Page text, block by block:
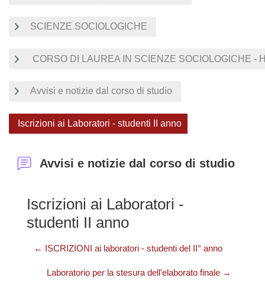
SCIENZE SOCIOLOGICHE
CORSO DI LAUREA IN SCIENZE SOCIOLOGICHE -
Avvisi e notizie dal corso di studio
Iscrizioni ai Laboratori - studenti II anno
Avvisi e notizie dal corso di studio
Iscrizioni ai Laboratori -
studenti II anno
← ISCRIZIONI ai laboratori - studenti del II° anno
Laboratorio per la stesura dell'elaborato finale →